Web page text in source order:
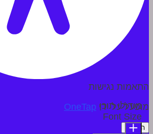
התאמות נגישות
מופעל על ידי OneTap
הצהרה
מודולי תוכן
Font Size